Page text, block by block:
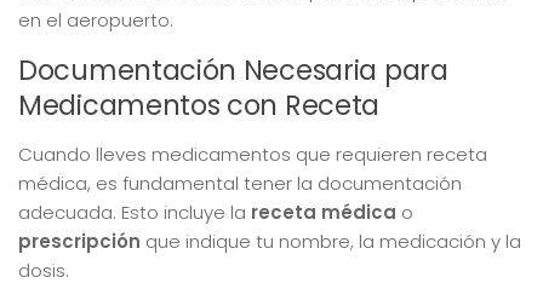
en el aeropuerto.
Documentación Necesaria para
Medicamentos con Receta
Cuando lleves medicamentos que requieren receta
médica, es fundamental tener la documentación
adecuada. Esto incluye la receta médica o
prescripción que indique tu nombre, la medicación y la
dosis.